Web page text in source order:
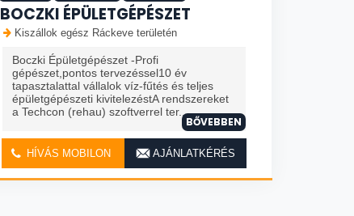
BOCZKI ÉPÜLETGÉPÉSZET
Kiszállok egész Ráckeve területén
Boczki Épületgépészet -Profi
gépészet,pontos tervezéssel10 év
tapasztalattal vállalok víz-fűtés és teljes
épületgépészeti kivitelezéstA rendszereket
a Techcon (rehau) szoftverrel ter...
BŐVEBBEN
HÍVÁS MOBILON AJÁNLATKÉRÉS